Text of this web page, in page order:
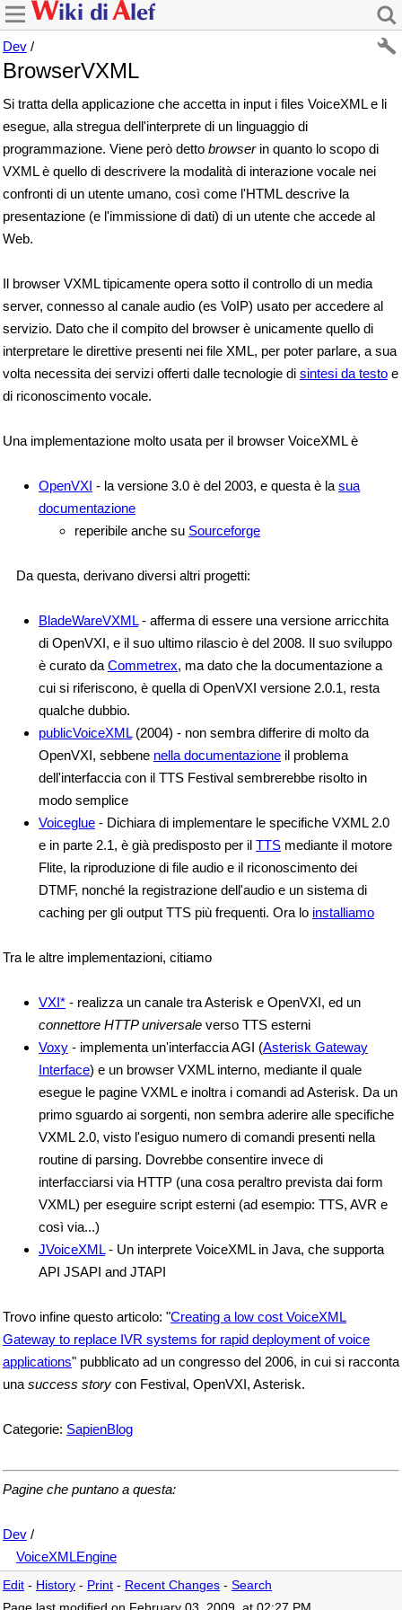
Dev /
BrowserVXML
Si tratta della applicazione che accetta in input i files VoiceXML e li
esegue, alla stregua dell'interprete di un linguaggio di
programmazione. Viene però detto browserin quanto lo scopo di
VXML è quello di descrivere la modalità di interazione vocale nei
confronti di un utente umano, così come l'HTML descrive la
presentazione (e l'immissione di dati) di un utente che accede al
Web.
Il browser VXML tipicamente opera sotto il controllo di un media
server, connesso al canale audio (es VoIP) usato per accedere al
servizio. Dato che il compito del browser è unicamente quello di
interpretare le direttive presenti nei file XML, per poter parlare, a sua
volta necessita dei servizi offerti dalle tecnologie di sintesi da testo e
di riconoscimento vocale.
Una implementazione molto usata per il browser VoiceXML è
OpenVXI - la versione 3.0 è del 2003, e questa è la sua
documentazione
reperibile anche su Sourceforge
Da questa, derivano diversi altri progetti:
BladeWareVXML- afferma di essere una versione arricchita
di OpenVXI, e il suo ultimo rilascio è del 2008. Il suo sviluppo
è curato da Commetrex, ma dato che la documentazione a
cui si riferiscono, è quella di OpenVXI versione 2.0.1, resta
qualche dubbio.
publicVoiceXML(2004) - non sembra differire di molto da
OpenVXI, sebbene nella documentazione il problema
dell'interfaccia con il TTS Festival sembrerebbe risolto in
modo semplice
Voiceglue - Dichiara di implementare le specifiche VXML 2.0
e in parte 2.1, è già predisposto per il TTS mediante il motore
Flite, la riproduzione di file audio e il riconoscimento dei
DTMF, nonché la registrazione dell'audio e un sistema di
caching per gli output TTS più frequenti. Ora lo installiamo
Tra le altre implementazioni, citiamo
VXI* - realizza un canale tra Asterisk e OpenVXI, ed un
connettore HTTP universale verso TTS esterni
Voxy - implementa un'interfaccia AGI (Asterisk Gateway
Interface) e un browser VXML interno, mediante il quale
esegue le pagine VXML e inoltra i comandi ad Asterisk. Da un
primo sguardo ai sorgenti, non sembra aderire alle specifiche
VXML 2.0, visto l'esiguo numero di comandi presenti nella
routine di parsing. Dovrebbe consentire invece di
interfacciarsi via HTTP (una cosa peraltro prevista dai form
VXML) per eseguire script esterni (ad esempio: TTS, AVR e
così via...)
JVoiceXML- Un interprete VoiceXML in Java, che supporta
API JSAPI and JTAPI
Trovo infine questo articolo: "Creating a low cost VoiceXML
Gateway to replace IVR systems for rapid deployment of voice
applications" pubblicato ad un congresso del 2006, in cui si racconta
una success story con Festival, OpenVXI, Asterisk.
Categorie: SapienBlog
Pagine che puntano a questa:
Dev /
VoiceXMLEngine
Edit - History - Print - Recent Changes - Search